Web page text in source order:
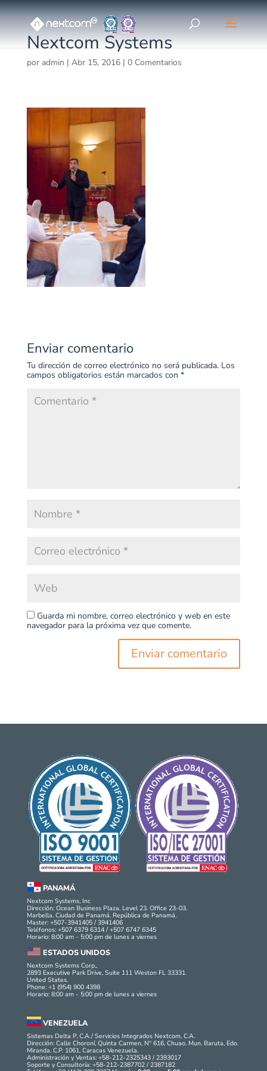
Nextcom Systems
por admin | Abr 15, 2016| 0 Comentarios
Enviar comentario
Tu dirección de correo electrónico no será publicada. Los
campos obligatorios están marcados con *
Guarda mi nombre, correo electrónico y web en este
navegador para la próxima vez que comente.
PANAMÁ
Nextcom Systems, Inc
Dirección: Ocean Business Plaza. Level 23. Office 23-03.
Marbella. Ciudad de Panamá. República de Panamá.
Master: +507-3941405 / 3941406
Teléfonos: +507 6379 6314 / +507 6747 6345
Horario: 8:00 am - 5:00 pm de lunes a viernes
ESTADOS UNIDOS
Nextcom Systems Corp.,
2893 Executive Park Drive, Suite 111 Weston FL 33331.
United States.
Phone: +1 (954) 900 4398
Horario: 8:00 am - 5:00 pm de lunes a viernes
VENEZUELA
Sistemas Delta P, C.A./ Servicios Integrados Nextcom, C.A.
Dirección: Calle Choroní, Quinta Carmen, N° 616, Chuao. Mun. Baruta, Edo.
Miranda, C.P. 1061, Caracas Venezuela.
Administración y Ventas: +58-212-2325343 / 2393017
Soporte y Consultoría: +58-212-2387702 / 2387182